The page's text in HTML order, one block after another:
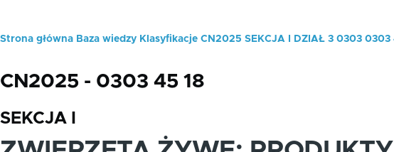
Ścieżka
Strona główna Baza wiedzy Klasyfikacje CN2025 SEKCJA I DZIAŁ 3 0303 0303
CN2025 - 0303 45 18
SEKCJA I